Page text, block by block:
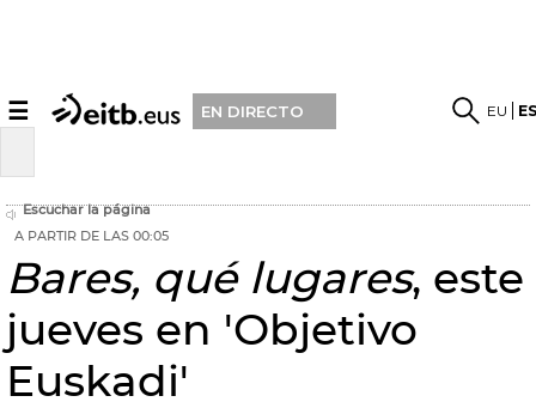
☰ EN DIRECTO EU
Escuchar la página
A PARTIR DE LAS 00:05
Bares, qué lugares, este
jueves en 'Objetivo
Euskadi'